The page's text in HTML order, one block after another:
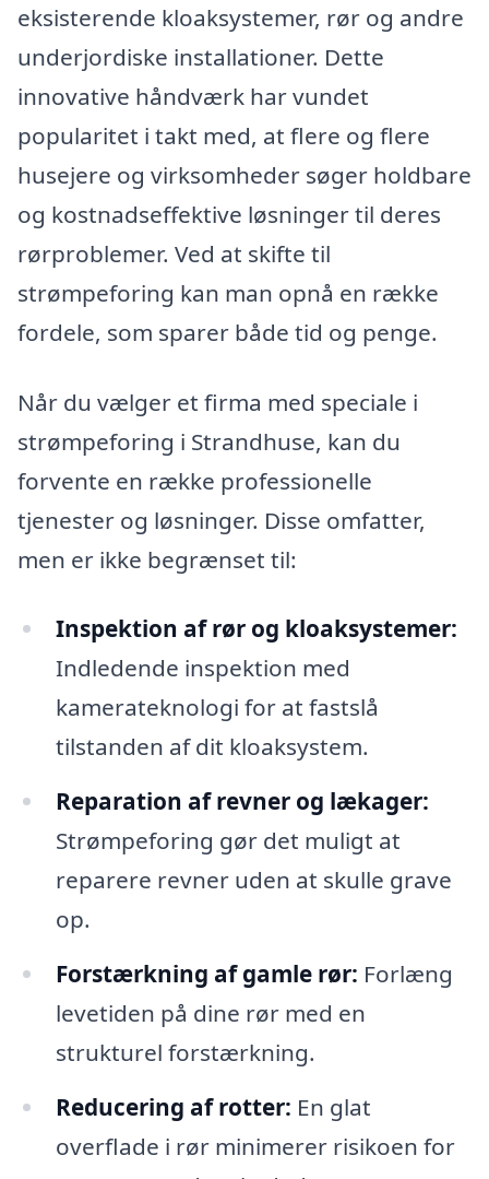
eksisterende kloaksystemer, rør og andre
underjordiske installationer. Dette
innovative håndværk har vundet
popularitet i takt med, at flere og flere
husejere og virksomheder søger holdbare
og kostnadseffektive løsninger til deres
rørproblemer. Ved at skifte til
strømpeforing kan man opnå en række
fordele, som sparer både tid og penge.
Når du vælger et firma med speciale i
strømpeforing i Strandhuse, kan du
forvente en række professionelle
tjenester og løsninger. Disse omfatter,
men er ikke begrænset til:
Inspektion af rør og kloaksystemer:
Indledende inspektion med
kamerateknologi for at fastslå
tilstanden af dit kloaksystem.
Reparation af revner og lækager:
Strømpeforing gør det muligt at
reparere revner uden at skulle grave
op.
Forstærkning af gamle rør: Forlæng
levetiden på dine rør med en
strukturel forstærkning.
Reducering af rotter: En glat
overflade i rør minimerer risikoen for